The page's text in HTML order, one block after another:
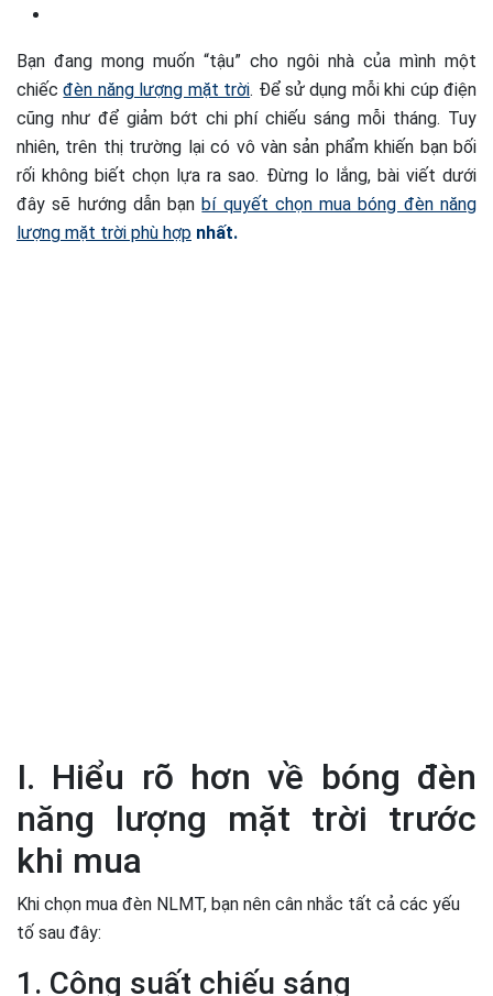
Bạn đang mong muốn “tậu” cho ngôi nhà của mình một
chiếcđèn năng lượng mặt trời. Để sử dụng mỗi khi cúp điện
cũng như để giảm bớt chi phí chiếu sáng mỗi tháng. Tuy
nhiên, trên thị trường lại có vô vàn sản phẩm khiến bạn bối
rối không biết chọn lựa ra sao. Đừng lo lắng, bài viết dưới
đây sẽ hướng dẫn bạn bí quyết chọn mua bóng đèn năng
lượng mặt trời phù hợp nhất.
I. Hiểu rõ hơn về bóng đèn
năng lượng mặt trời trước
khi mua
Khi chọn mua đèn NLMT, bạn nên cân nhắc tất cả các yếu
tố sau đây:
1. Công suất chiếu sáng